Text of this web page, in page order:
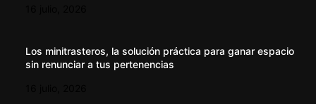
Los minitrasteros, la solución práctica para ganar espacio
sin renunciar a tus pertenencias